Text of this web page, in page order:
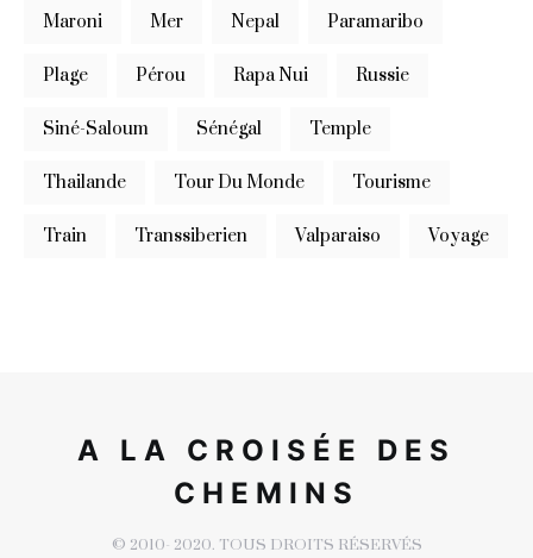
Maroni Mer Nepal Paramaribo
Plage Pérou Rapa Nui Russie
Siné-Saloum Sénégal Temple
Thailande Tour Du Monde Tourisme
Train Transsiberien Valparaiso Voyage
A LA CROISÉE DES
CHEMINS
© 2010- 2020. TOUS DROITS RÉSERVÉS